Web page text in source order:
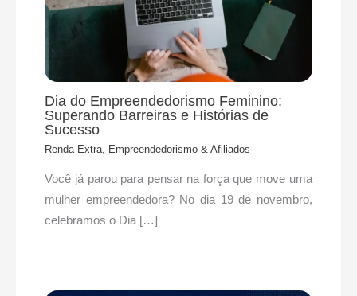
Dia do Empreendedorismo Feminino:
Superando Barreiras e Histórias de
Sucesso
Renda Extra, Empreendedorismo & Afiliados
Você já parou para pensar na força que move uma
mulher empreendedora? No dia 19 de novembro,
celebramos o Dia […]